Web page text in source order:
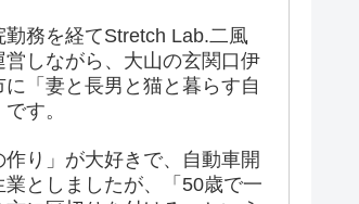
勤務を経てStretch Lab.二風
営しながら、大山の玄関口伊
に「妻と長男と猫と暮らす自
す。
作り」が大好きで、自動車開
業としましたが、「50歳で一